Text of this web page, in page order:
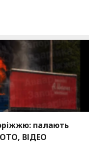
палають
ВІДЕО